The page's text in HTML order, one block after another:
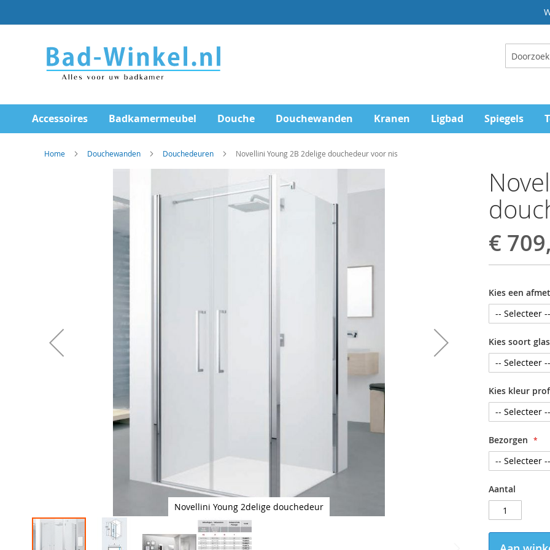
direct
naar
inhoud
Zoeken
Accessoires Badkamermeubel Douche Douchewanden Kranen Ligbad Spiegels
Home Douchewanden Douchedeuren Novellini Young 2B 2delige douchedeur voor nis
€
Kies een
Kies soort glas
Kies kleur
Bezorgen
Aantal
Novellini Young 2delige douchedeur